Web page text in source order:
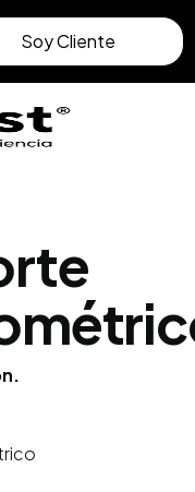
Soy Cliente